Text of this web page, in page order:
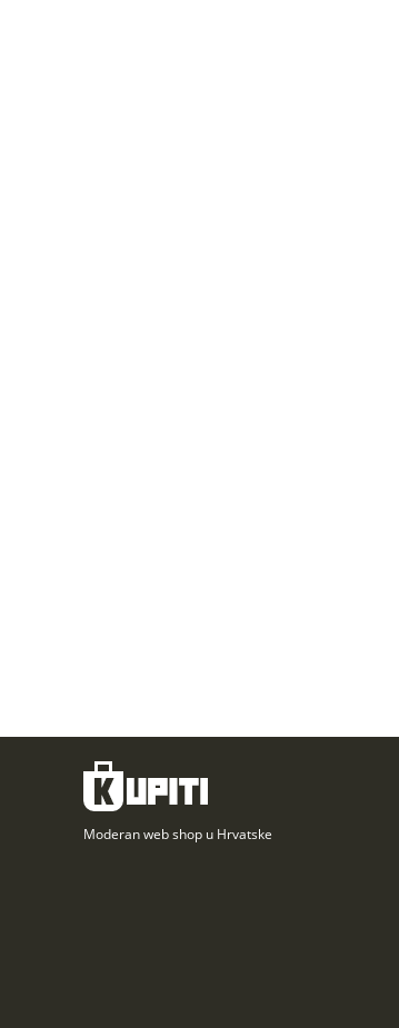
Moderan web shop u Hrvatske